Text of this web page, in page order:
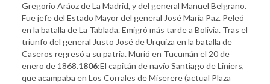
Gregorio Aráoz de La Madrid, y del general Manuel Belgrano.
Fue jefe del Estado Mayor del general José María Paz. Peleó
en la batalla de La Tablada. Emigró más tarde a Bolivia. Tras el
triunfo del general Justo José de Urquiza en la batalla de
Caseros regresó a su patria. Murió en Tucumán el 20 de
enero de 1868.1806:El capitán de navío Santiago de Liniers,
que acampaba en Los Corrales de Miserere (actual Plaza